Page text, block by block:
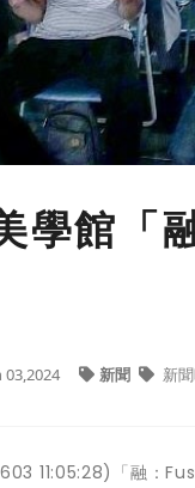
學館「
03,2024 新聞 新
11:05:28)「融：